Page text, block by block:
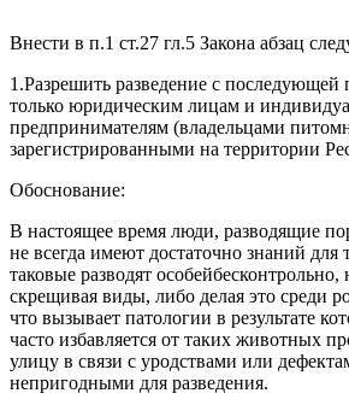
Внести в п.1 ст.27 гл.5 Закона абзац
1.Разрешить разведение с
только юридическим лицам и
предпринимателям (владельцами
зарегистрированными на территории
Обоснование:
В настоящее время люди, разводящие
не всегда имеют достаточно знаний для
таковые разводят особейбесконтрольно,
скрещивая виды, либо делая это среди
что вызывает патологии в результате
часто избавляется от таких животных
улицу в связи с уродствами или
непригодными для разведения.